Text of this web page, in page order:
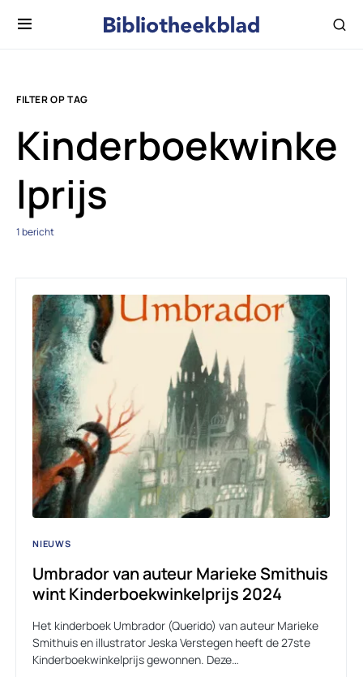
FILTER OP TAG
Kinderboekwinke
lprijs
1 bericht
NIEUWS
Umbrador van auteur Marieke Smithuis
wint Kinderboekwinkelprijs 2024
Het kinderboek Umbrador (Querido) van auteur Marieke
Smithuis en illustrator Jeska Verstegen heeft de 27ste
Kinderboekwinkelprijs gewonnen. Deze…